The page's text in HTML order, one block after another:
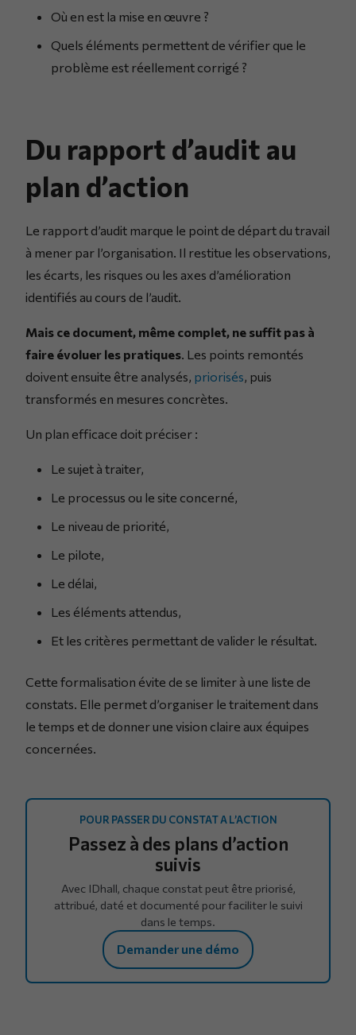
Où en est la mise en œuvre ?
Quels éléments permettent de vérifier que le
problème est réellement corrigé ?
Du rapport d’audit au
plan d’action
Le rapport d’audit marque le point de départ du travail
à mener par l’organisation. Il restitue les observations,
les écarts, les risques ou les axes d’amélioration
identifiés au cours de l’audit.
Mais ce document, même complet, ne suffit pas à
faire évoluer les pratiques. Les points remontés
doivent ensuite être analysés, priorisés, puis
transformés en mesures concrètes.
Un plan efficace doit préciser :
Le sujet à traiter,
Le processus ou le site concerné,
Le niveau de priorité,
Le pilote,
Le délai,
Les éléments attendus,
Et les critères permettant de valider le résultat.
Cette formalisation évite de se limiter à une liste de
constats. Elle permet d’organiser le traitement dans
le temps et de donner une vision claire aux équipes
concernées.
POUR PASSER DU CONSTAT A L’ACTION
Passez à des plans d’action
suivis
Avec IDhall, chaque constat peut être priorisé,
attribué, daté et documenté pour faciliter le suivi
dans le temps.
Demander une démo